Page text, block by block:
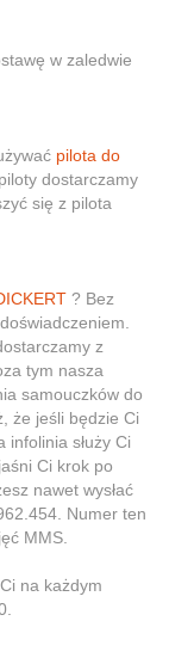
w zaledwie
pilota do
dostarczamy
się z pilota
? Bez
z
tym nasza
samouczków do
że jeśli będzie Ci
infolinia służy Ci
Ci krok po
nawet wysłać
Numer ten
MMS.
na każdym